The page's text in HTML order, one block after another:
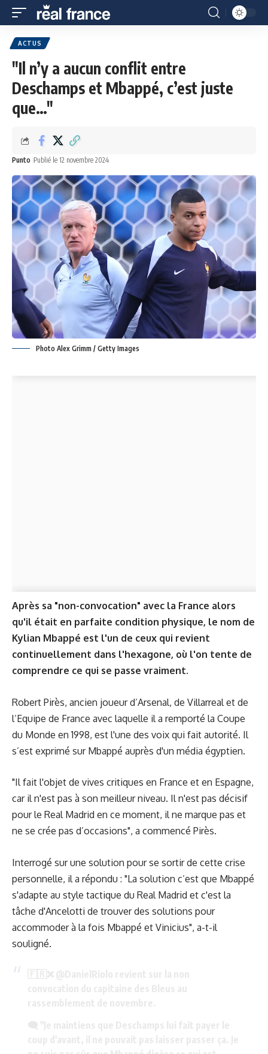
ACTUS
"Il n’y a aucun conflit entre
Deschamps et Mbappé, c’est juste
que…"
Punto Publié le 12 novembre 2024
Photo Alex Grimm / Getty Images
Après sa "non-convocation" avec la France alors
qu'il était en parfaite condition physique, le nom de
Kylian Mbappé est l'un de ceux qui revient
continuellement dans l'hexagone, où l'on tente de
comprendre ce qui se passe vraiment.
Robert Pirès, ancien joueur d’Arsenal, de Villarreal et de
l’Equipe de France avec laquelle il a remporté la Coupe
du Monde en 1998, est l'une des voix qui fait autorité. Il
s’est exprimé sur Mbappé auprès d'un média égyptien.
"Il fait l'objet de vives critiques en France et en Espagne,
car il n'est pas à son meilleur niveau. Il n'est pas décisif
pour le Real Madrid en ce moment, il ne marque pas et
ne se crée pas d’occasions", a commencé Pirès.
Interrogé sur une solution pour se sortir de cette crise
personnelle, il a répondu : "La solution c’est que Mbappé
s'adapte au style tactique du Real Madrid et c'est la
tâche d'Ancelotti de trouver des solutions pour
accommoder à la fois Mbappé et Vinicius", a-t-il
souligné.